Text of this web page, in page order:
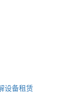
设备租赁